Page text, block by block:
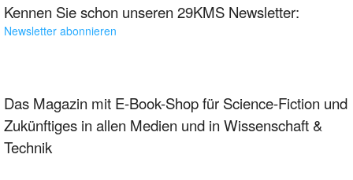
Kennen Sie schon unseren 29KMS Newsletter:
Newsletter abonnieren
Das Magazin mit E-Book-Shop für Science-Fiction und
Zukünftiges in allen Medien und in Wissenschaft &
Technik